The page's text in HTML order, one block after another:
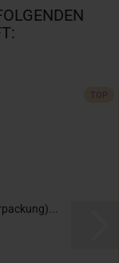
TOP